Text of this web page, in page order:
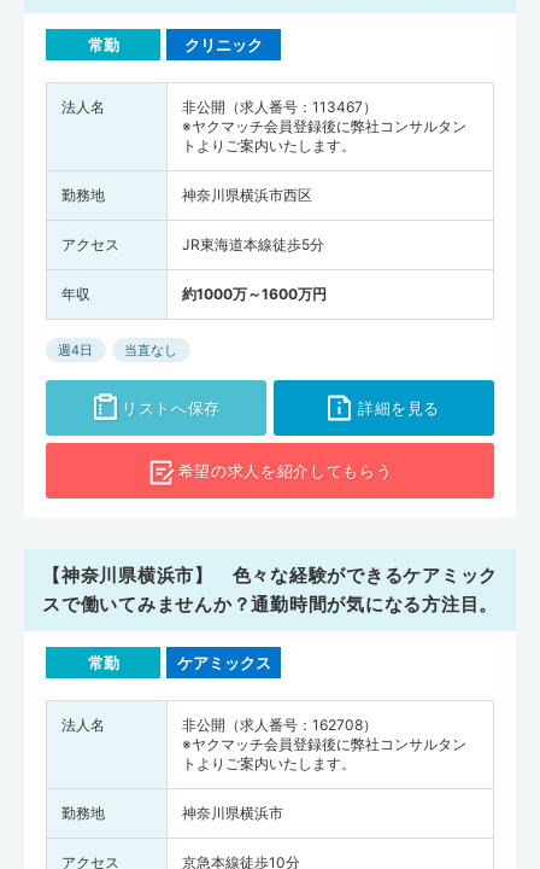
常勤 クリニック
法人名
非公開（求人番号：113467）
※ヤクマッチ会員登録後に弊社コンサルタン
トよりご案内いたします。
勤務地 神奈川県横浜市西区
アクセス JR東海道本線徒歩5分
年収 約1000万～1600万円
週4日 当直なし
リストへ保存 詳細を見る
希望の求人を紹介してもらう
【神奈川県横浜市】 色々な経験ができるケアミック
スで働いてみませんか？通勤時間が気になる方注目。
常勤 ケアミックス
法人名
非公開（求人番号：162708）
※ヤクマッチ会員登録後に弊社コンサルタン
トよりご案内いたします。
勤務地 神奈川県横浜市
アクセス 京急本線徒歩10分